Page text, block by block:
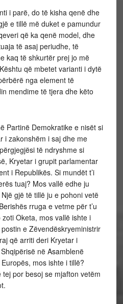
i parë, do të kisha qenë dhe
e tillë më duket e pamundur
që ka qenë model, dhe
të asaj periudhe, të
kaq të shkurtër prej jo më
që mbetet varianti i dytë
nga element të
mendime të tjera dhe këto
Partinë Demokratike e nisët si
i zakonshëm i saj dhe me
të ndryshme si
Kryetar i grupit parlamentar
i Republikës. Si mundët t’i
tuaj? Mos vallë edhe ju
gjë të tillë ju e pohoni vetë
rruga e vetme për t’u
Oketa, mos vallë ishte i
e Zëvendëskryeministrir
që arriti deri Kryetar i
në Asamblenë
mos ishte i tillë?
por besoj se mjafton vetëm